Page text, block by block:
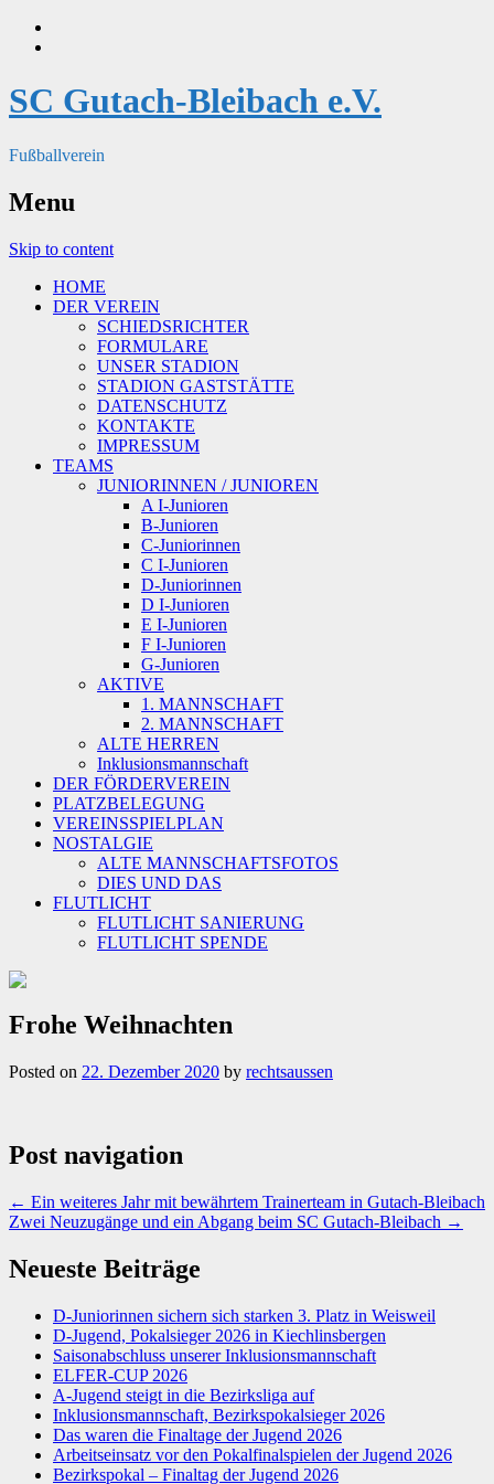
SC Gutach-Bleibach e.V.
Fußballverein
Menu
Skip to content
HOME
DER VEREIN
SCHIEDSRICHTER
FORMULARE
UNSER STADION
STADION GASTSTÄTTE
DATENSCHUTZ
KONTAKTE
IMPRESSUM
TEAMS
JUNIORINNEN / JUNIOREN
A I-Junioren
B-Junioren
C-Juniorinnen
C I-Junioren
D-Juniorinnen
D I-Junioren
E I-Junioren
F I-Junioren
G-Junioren
AKTIVE
1. MANNSCHAFT
2. MANNSCHAFT
ALTE HERREN
Inklusionsmannschaft
DER FÖRDERVEREIN
PLATZBELEGUNG
VEREINSSPIELPLAN
NOSTALGIE
ALTE MANNSCHAFTSFOTOS
DIES UND DAS
FLUTLICHT
FLUTLICHT SANIERUNG
FLUTLICHT SPENDE
Frohe Weihnachten
Posted on 22. Dezember 2020 by rechtsaussen
Post navigation
← Ein weiteres Jahr mit bewährtem Trainerteam in Gutach-Bleibach
Zwei Neuzugänge und ein Abgang beim SC Gutach-Bleibach →
Neueste Beiträge
D-Juniorinnen sichern sich starken 3. Platz in Weisweil
D-Jugend, Pokalsieger 2026 in Kiechlinsbergen
Saisonabschluss unserer Inklusionsmannschaft
ELFER-CUP 2026
A-Jugend steigt in die Bezirksliga auf
Inklusionsmannschaft, Bezirkspokalsieger 2026
Das waren die Finaltage der Jugend 2026
Arbeitseinsatz vor den Pokalfinalspielen der Jugend 2026
Bezirkspokal – Finaltag der Jugend 2026